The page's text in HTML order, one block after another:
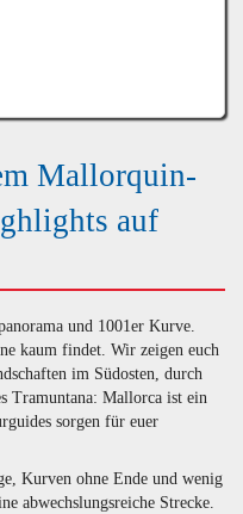
Mallorquin-
auf
und 1001er Kurve.
kaum findet. Wir zeigen euch
im Südosten, durch
Tramuntana: Mallorca ist ein
sorgen für euer
Kurven ohne Ende und wenig
abwechslungsreiche Strecke.